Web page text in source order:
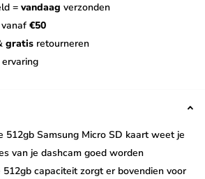
= vandaag verzonden
€50
gratis retourneren
512gb Samsung Micro SD kaart weet je
van je dashcam goed worden
capaciteit zorgt er bovendien voor